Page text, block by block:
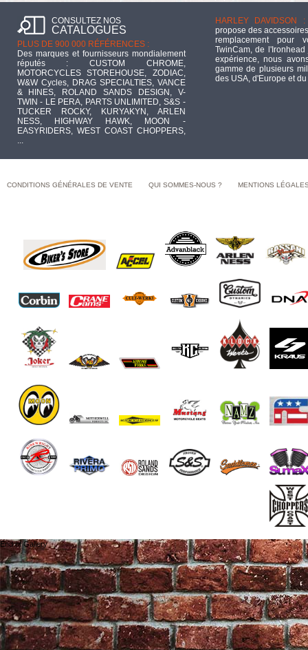
CONSULTEZ NOS
CATALOGUES
PLUS DE 900 000 RÉFÉRENCES :
Des marques et fournisseurs mondialement
réputés : CUSTOM CHROME,
MOTORCYCLES STOREHOUSE, ZODIAC,
W&W Cycles, DRAG SPECIALTIES, VANCE
& HINES, ROLAND SANDS DESIGN, V-
TWIN - LE PERA, PARTS UNLIMITED, S&S -
TUCKER ROCKY, KURYAKYN, ARLEN
NESS, HIGHWAY HAWK, MOON -
EASYRIDERS, WEST COAST CHOPPERS,
...
HARLEY DAVIDSON :
propose des
remplacement pour
TwinCam, de
expérience, nous
gamme de plusieurs
des USA, d'Europe et
CONDITIONS GÉNÉRALES DE VENTE QUI SOMMES-NOUS ? MENTIONS
End of Gallery